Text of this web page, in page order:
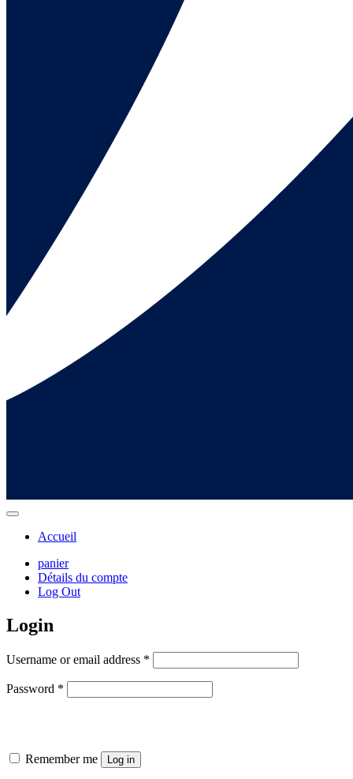
Accueil
panier
Détails du compte
Log Out
Login
Username or email address *
Password *
Remember me Log in